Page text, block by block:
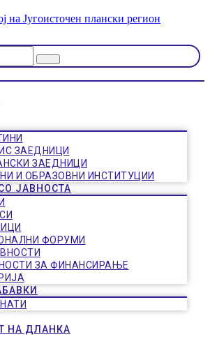
ЗАЕДНИЦИ
ЗАЕДНИЦИ
И ОБРАЗОВНИ ИНСТИТУЦИИ
ЈАВНОСТА
ФОРУМИ
ЗА ФИНАНСИРАЊЕ
НА ДЛАНКА